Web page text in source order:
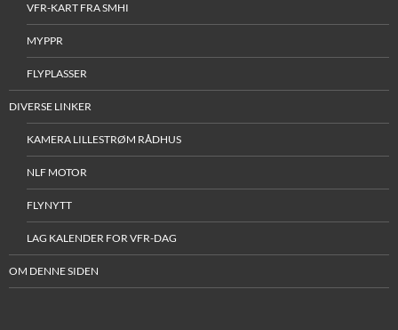
VFR-KART FRA SMHI
MYPPR
FLYPLASSER
DIVERSE LINKER
KAMERA LILLESTRØM RÅDHUS
NLF MOTOR
FLYNYTT
LAG KALENDER FOR VFR-DAG
OM DENNE SIDEN